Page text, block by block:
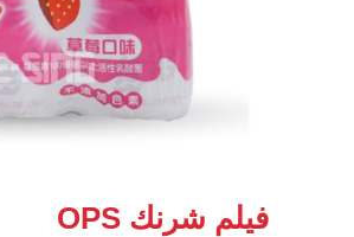
فيلم شرنك OPS